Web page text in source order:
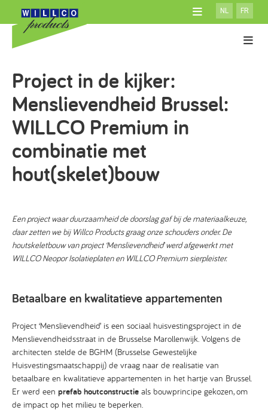
NIEUWS
CONTACT
NL FR
SYSTEEM MET ISOLATIE
SYSTEEM ZONDER ISOLATIE
GEVENTILEERD SYSTEEM
100% Willco Products
Willco Care
Project in de kijker:
Menslievendheid Brussel:
WILLCO Premium in
combinatie met
hout(skelet)bouw
Een project waar duurzaamheid de doorslag gaf bij de materiaalkeuze,
daar zetten we bij Willco Products graag onze schouders onder. De
houtskeletbouw van project ‘Menslievendheid’ werd afgewerkt met
WILLCO Neopor Isolatieplaten en WILLCO Premium sierpleister.
Betaalbare en kwalitatieve appartementen
Project ‘Menslievendheid’ is een sociaal huisvestingsproject in de
Menslievendheidsstraat in de Brusselse Marollenwijk. Volgens de
architecten stelde de BGHM (Brusselse Gewestelijke
Huisvestingsmaatschappij) de vraag naar de realisatie van
betaalbare en kwalitatieve appartementen in het hartje van Brussel.
Er werd een prefab houtconstructie als bouwprincipe gekozen, om
de impact op het milieu te beperken.